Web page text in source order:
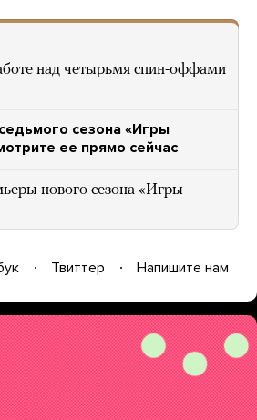
над четырьмя спин-оффами
сезона «Игры
ее прямо сейчас
нового сезона «Игры
Твиттер Напишите нам